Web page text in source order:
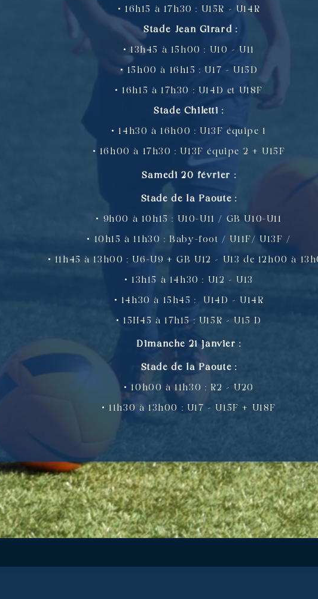
• 16h15 à 17h30 : U15R – U14R
Stade Jean Girard :
• 13h45 à 15h00 : U10 – U11
• 15h00 à 16h15 : U17 – U15D
• 16h15 à 17h30 : U14D et U18F
Stade Chiletti :
• 14h30 à 16h00 : U13F équipe 1
• 16h00 à 17h30 : U13F équipe 2 + U15F
Samedi 20 février :
Stade de la Paoute :
• 9h00 à 10h15 : U10-U11 / GB U10-U11
• 10h15 à 11h30 : Baby-foot / U11F/ U13F /
• 11h45 à 13h00 : U6-U9 + GB U12 – U13 de 12h00 à
• 13h15 à 14h30 : U12 – U13
• 14h30 à 15h45 : U14D – U14R
• 15H45 à 17h15 : U15R – U15 D
Dimanche 21 janvier :
Stade de la Paoute :
• 10h00 à 11h30 : R2 – U20
• 11h30 à 13h00 : U17 – U15F + U18F